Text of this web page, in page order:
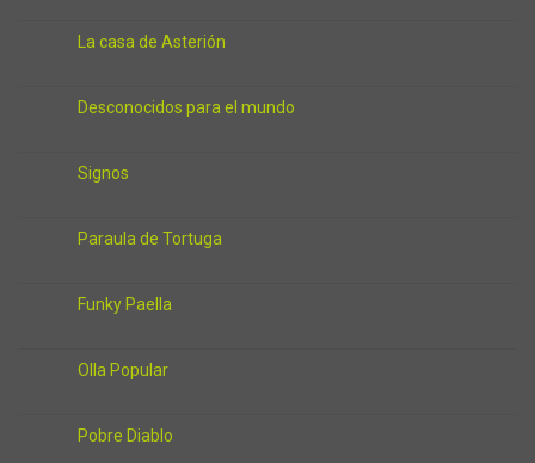
La casa de Asterión
Desconocidos para el mundo
Signos
Paraula de Tortuga
Funky Paella
Olla Popular
Pobre Diablo